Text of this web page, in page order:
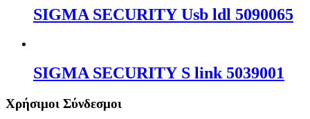
SΙGΜΑ SΕCURΙΤΥ Usb ldl 5090065
SΙGΜΑ SΕCURΙΤΥ S link 5039001
Χρήσιμοι Σύνδεσμοι